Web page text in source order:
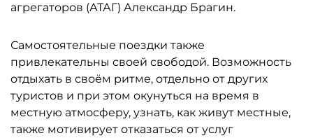
агрегаторов (АТАГ) Александр Брагин.
Самостоятельные поездки также
привлекательны своей свободой. Возможность
отдыхать в своём ритме, отдельно от других
туристов и при этом окунуться на время в
местную атмосферу, узнать, как живут местные,
также мотивирует отказаться от услуг